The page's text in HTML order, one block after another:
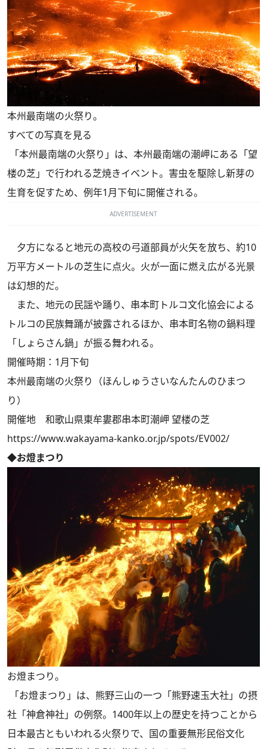
本州最南端の火祭り。
すべての写真を見る
「本州最南端の火祭り」は、本州最南端の潮岬にある「望
楼の芝」で行われる芝焼きイベント。害虫を駆除し新芽の
生育を促すため、例年1月下旬に開催される。
ADVERTISEMENT
夕方になると地元の高校の弓道部員が火矢を放ち、約10
万平方メートルの芝生に点火。火が一面に燃え広がる光景
は幻想的だ。
また、地元の民謡や踊り、串本町トルコ文化協会による
トルコの民族舞踊が披露されるほか、串本町名物の鍋料理
「しょらさん鍋」が振る舞われる。
開催時期：1月下旬
本州最南端の火祭り（ほんしゅうさいなんたんのひまつ
り）
開催地 和歌山県東牟婁郡串本町潮岬 望楼の芝
https://www.wakayama-kanko.or.jp/spots/EV002/
◆お燈まつり
お燈まつり。
「お燈まつり」は、熊野三山の一つ「熊野速玉大社」の摂
社「神倉神社」の例祭。1400年以上の歴史を持つことから
日本最古ともいわれる火祭りで、国の重要無形民俗文化